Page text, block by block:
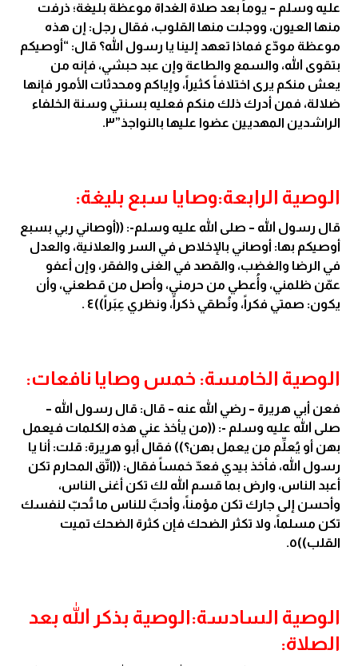
عليه وسلم – يوماً بعد صلاة الغداة موعظة بليغة؛ ذرفت
منها العيون، ووجلت منها القلوب، فقال رجل: إن هذه
موعظة مودّع فماذا تعهد إلينا يا رسول الله؟ قال: “أوصيكم
بتقوى الله، والسمع والطاعة وإن عبد حبشي، فإنه من
يعش منكم يرى اختلافاً كثيراً، وإياكم ومحدثات الأمور فإنها
ضلالة، فمن أدرك ذلك منكم فعليه بسنتي وسنة الخلفاء
الراشدين المهديين عضوا عليها بالنواجذ”٣.
الوصية الرابعة:وصايا سبع بليغة:
قال رسول الله – صلى الله عليه وسلم-: ((أوصاني ربي بسبع
أوصيكم بها: أوصاني بالإخلاص في السر والعلانية، والعدل
في الرضا والغضب، والقصد في الغنى والفقر، وإن أعفو
عمّن ظلمني، وأُعطي من حرمني، وأصل من قطعني، وأن
يكون: صمتي فكراً، ونُطقي ذكراً، ونظري عِبَراً))٤ .
الوصية الخامسة: خمس وصايا نافعات:
فعن أبي هريرة – رضي الله عنه – قال: قال رسول الله –
صلى الله عليه وسلم -: ((من يأخذ عني هذه الكلمات فيعمل
بهن أو يُعلِّم من يعمل بهن؟)) فقال أبو هريرة: قلت: أنا يا
رسول الله، فأخذ بيدي فعدّ خمساً فقال: ((اتّق المحارم تكن
أعبد الناس، وارض بما قسم الله لك تكن أغنى الناس،
وأحسن إلى جارك تكن مؤمناً، وأحبَّ للناس ما تُحبّ لنفسك
تكن مسلماً، ولا تكثر الضحك فإن كثرة الضحك تميت
القلب))٥.
الوصية السادسة:الوصية بذكر الله بعد
الصلاة: